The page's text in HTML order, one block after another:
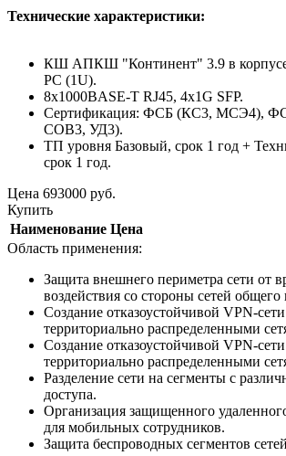
Технические характеристики:
КШ АПКШ "Континент" 3.9 в
PC (1U).
8x1000BASE-T RJ45, 4x1G SFP.
Сертификация: ФСБ (КС3, МСЭ4),
СОВ3, УД3).
ТП уровня Базовый, срок 1 год +
срок 1 год.
Цена 693000 руб.
Купить
Наименование Цена
Область применения:
Защита внешнего периметра сети от
воздействия со стороны сетей общего
Создание отказоустойчивой VPN-
территориально распределенными
Создание отказоустойчивой VPN-
территориально распределенными
Разделение сети на сегменты с
доступа.
Организация защищенного
для мобильных сотрудников.
Защита беспроводных сегментов